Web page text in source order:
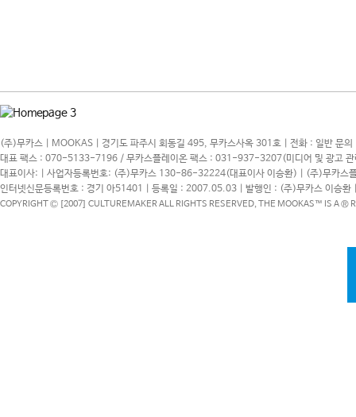
(주)무카스 | MOOKAS | 경기도 파주시 회동길 495, 무카스사옥 301호 | 전화 : 일반
대표 팩스 : 070-5133-7196 / 무카스플레이온 팩스 : 031-937-3207(미디어 및 광고
대표이사: | 사업자등록번호: (주)무카스 130-86-32224(대표이사 이승환) | (주)무카
인터넷신문등록번호 : 경기 아51401 | 등록일 : 2007.05.03 | 발행인 : (주)무카스 이승
COPYRIGHT Ⓒ [2007] CULTUREMAKER ALL RIGHTS RESERVED, THE MOOKAS™ IS A ®